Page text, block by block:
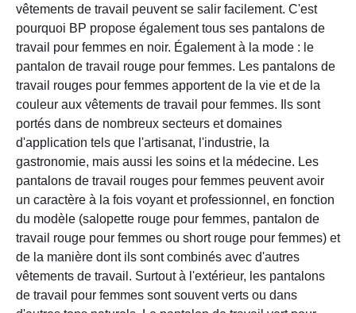
vêtements de travail peuvent se salir facilement. C'est
pourquoi BP propose également tous ses pantalons de
travail pour femmes en noir. Également à la mode : le
pantalon de travail rouge pour femmes. Les pantalons de
travail rouges pour femmes apportent de la vie et de la
couleur aux vêtements de travail pour femmes. Ils sont
portés dans de nombreux secteurs et domaines
d'application tels que l'artisanat, l'industrie, la
gastronomie, mais aussi les soins et la médecine. Les
pantalons de travail rouges pour femmes peuvent avoir
un caractère à la fois voyant et professionnel, en fonction
du modèle (salopette rouge pour femmes, pantalon de
travail rouge pour femmes ou short rouge pour femmes) et
de la manière dont ils sont combinés avec d'autres
vêtements de travail. Surtout à l'extérieur, les pantalons
de travail pour femmes sont souvent verts ou dans